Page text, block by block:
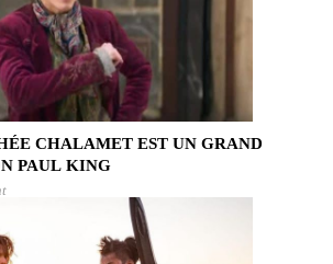
CHALAMET EST UN GRAND
PAUL KING